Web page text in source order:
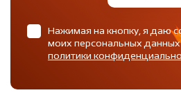
Нажимая на кнопку, я даю
моих персональных
политики